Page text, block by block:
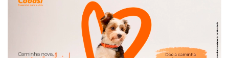
Outros Pets